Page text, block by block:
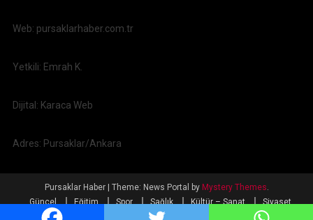
Web: pursaklarhaber.com.tr
Yetkili: Emrah K.
Dijital: Karaca Web
Adres: Pursaklar/Ankara
Pursaklar Haber | Theme: News Portal by Mystery Themes
Güncel
Eğitim Spor Sağlık Kültür – Sanat
Siyaset
Ekonomi